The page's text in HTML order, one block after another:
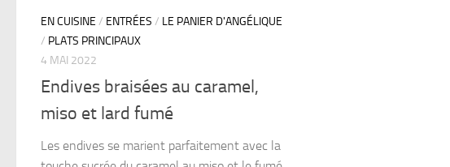
EN CUISINE / ENTRÉES / LE PANIER D'ANGÉLIQUE
/ PLATS PRINCIPAUX
4 MAI 2022
Endives braisées au caramel,
miso et lard fumé
Les endives se marient parfaitement avec la